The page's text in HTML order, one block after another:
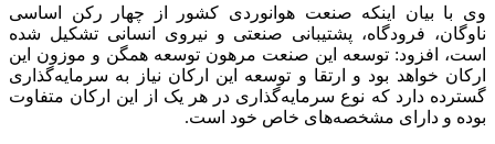
وی با بیان اینکه صنعت هوانوردی کشور از چهار رکن اساسی
ناوگان، فرودگاه، پشتیبانی صنعتی و نیروی انسانی تشکیل شده
است، افزود: توسعه این صنعت مرهون توسعه همگن و موزون این
ارکان خواهد بود و ارتقا و توسعه این ارکان نیاز به سرمایه‌گذاری
گسترده دارد که نوع سرمایه‌گذاری در هر یک از این ارکان متفاوت
بوده و دارای مشخصه‌های خاص خود است.